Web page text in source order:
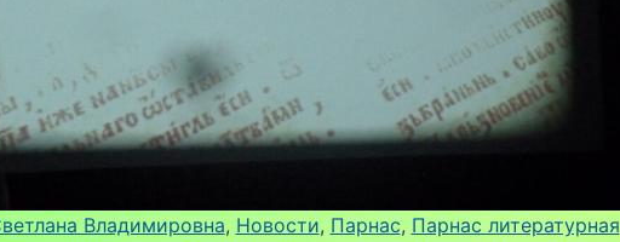
Владимировна, Новости, Парнас, Парнас литературная